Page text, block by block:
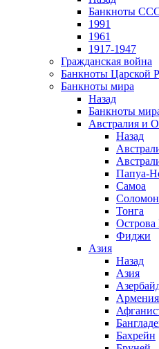
Банкноты
1991
1961
1917-1947
Гражданская война
Банкноты Царской
Банкноты мира
Назад
Банкноты
Австралия и
Назад
Папуа-
Самоа
Тонга
Острова
Фиджи
Азия
Назад
Азия
Армения
Бахрейн